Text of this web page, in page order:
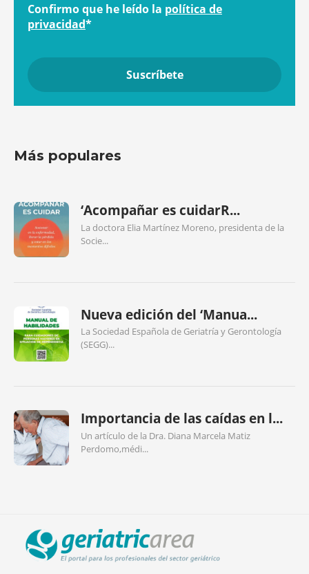
Confirmo que he leído la política de
privacidad*
Más populares
‘Acompañar es cuidarR...
La doctora Elia Martínez Moreno, presidenta de la
Socie...
Nueva edición del ‘Manua...
La Sociedad Española de Geriatría y Gerontología
(SEGG)...
Importancia de las caídas en l...
Un artículo de la Dra. Diana Marcela Matiz
Perdomo,médi...